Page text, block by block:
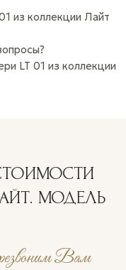
из коллекции Лайт
LT 01 из коллекции
МОДЕЛЬ
Вам